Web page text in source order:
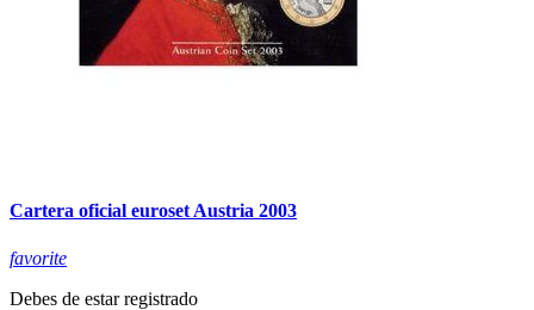
Cartera oficial euroset Austria 2003
favorite
Debes de estar registrado